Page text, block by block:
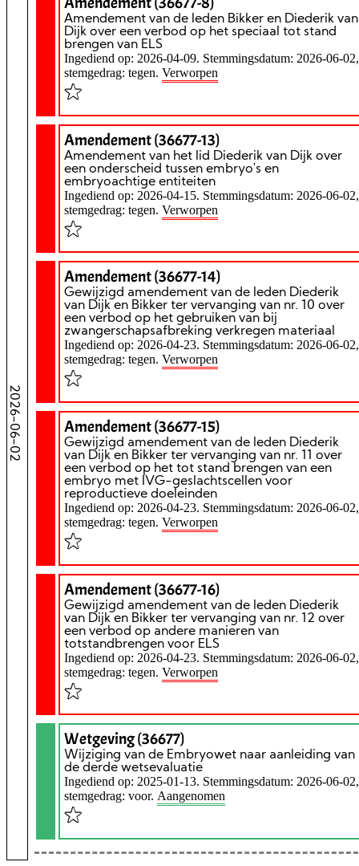
2026-06-02
Amendement van de leden Bikker en Diederik van
Dijk over een verbod op het speciaal tot stand
brengen van ELS
Ingediend op: 2026-04-09. Stemmingsdatum: 2026-06-02,
stemgedrag: tegen. Verworpen
Amendement (36677-13)
Amendement van het lid Diederik van Dijk over
een onderscheid tussen embryo's en
embryoachtige entiteiten
Ingediend op: 2026-04-15. Stemmingsdatum: 2026-06-02,
stemgedrag: tegen. Verworpen
Amendement (36677-14)
Gewijzigd amendement van de leden Diederik
van Dijk en Bikker ter vervanging van nr. 10 over
een verbod op het gebruiken van bij
zwangerschapsafbreking verkregen materiaal
Ingediend op: 2026-04-23. Stemmingsdatum: 2026-06-02,
stemgedrag: tegen. Verworpen
Amendement (36677-15)
Gewijzigd amendement van de leden Diederik
van Dijk en Bikker ter vervanging van nr. 11 over
een verbod op het tot stand brengen van een
embryo met IVG-geslachtscellen voor
reproductieve doeleinden
Ingediend op: 2026-04-23. Stemmingsdatum: 2026-06-02,
stemgedrag: tegen. Verworpen
Amendement (36677-16)
Gewijzigd amendement van de leden Diederik
van Dijk en Bikker ter vervanging van nr. 12 over
een verbod op andere manieren van
totstandbrengen voor ELS
Ingediend op: 2026-04-23. Stemmingsdatum: 2026-06-02,
stemgedrag: tegen. Verworpen
Wetgeving (36677)
Wijziging van de Embryowet naar aanleiding van
de derde wetsevaluatie
Ingediend op: 2025-01-13. Stemmingsdatum: 2026-06-02,
stemgedrag: voor. Aangenomen